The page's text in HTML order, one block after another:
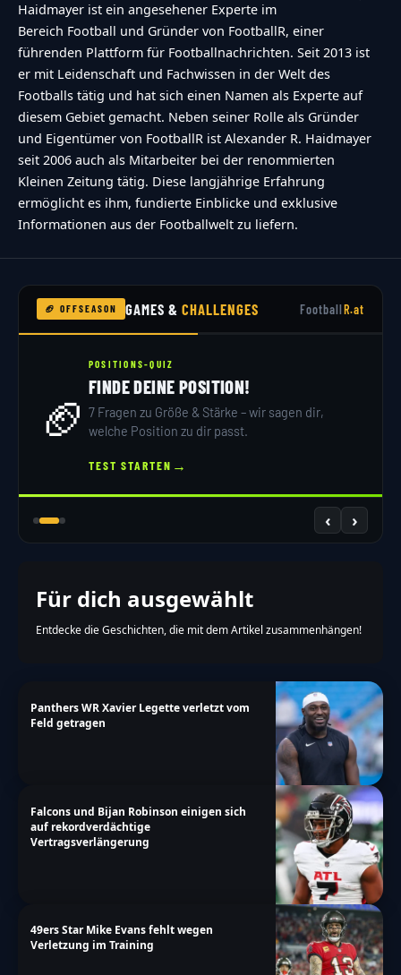
Haidmayer ist ein angesehener Experte im
Bereich Football und Gründer von FootballR, einer
führenden Plattform für Footballnachrichten. Seit 2013 ist
er mit Leidenschaft und Fachwissen in der Welt des
Footballs tätig und hat sich einen Namen als Experte auf
diesem Gebiet gemacht. Neben seiner Rolle als Gründer
und Eigentümer von FootballR ist Alexander R. Haidmayer
seit 2006 auch als Mitarbeiter bei der renommierten
Kleinen Zeitung tätig. Diese langjährige Erfahrung
ermöglicht es ihm, fundierte Einblicke und exklusive
Informationen aus der Footballwelt zu liefern.
🏈 OFFSEASON GAMES &CHALLENGES FootballR.at
🏈
POSITIONS-QUIZ
FINDE DEINE POSITION!
7 Fragen zu Größe & Stärke – wir sagen dir,
welche Position zu dir passt.
TEST STARTEN →
‹ ›
Für dich ausgewählt
Entdecke die Geschichten, die mit dem Artikel zusammenhängen!
Panthers WR Xavier Legette verletzt vom
Feld getragen
Falcons und Bijan Robinson einigen sich
auf rekordverdächtige
Vertragsverlängerung
49ers Star Mike Evans fehlt wegen
Verletzung im Training